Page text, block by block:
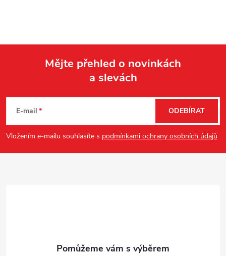
p
a
Mějte přehled o novinkách
a slevách
E-mail
Vložením e-mailu souhlasíte s podmínkami ochrany osobních údajů
ODEBÍRAT